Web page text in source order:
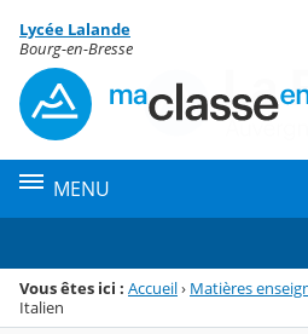
Menu de la rubrique
Contenu
Lycée Lalande
Bourg-en-Bresse
MENU
Vous êtes ici : Accueil› Matières
Italien